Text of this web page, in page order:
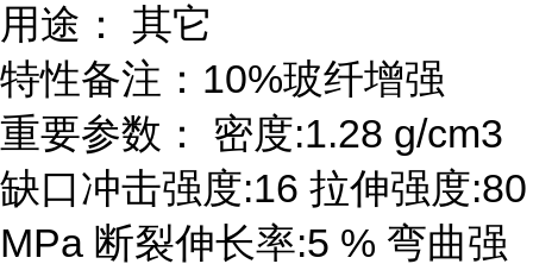
用途： 其它
特性备注：10%玻纤增强
重要参数： 密度:1.28 g/cm3
缺口冲击强度:16 拉伸强度:80
MPa 断裂伸长率:5 % 弯曲强